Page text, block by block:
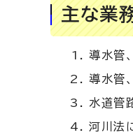
主な業
導水管
導水管
水道管
河川法